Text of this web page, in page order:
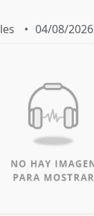
04/08/2026